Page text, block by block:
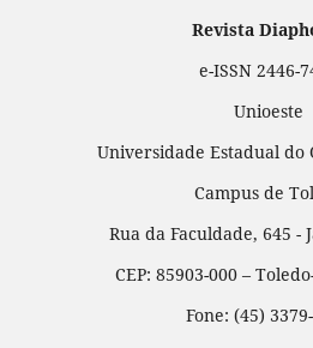
Revista
e-ISSN 2446-
Unioeste
Universidade Estadual do
Campus de
Rua da Faculdade, 645 -
CEP: 85903-000 –
Fone: (45)